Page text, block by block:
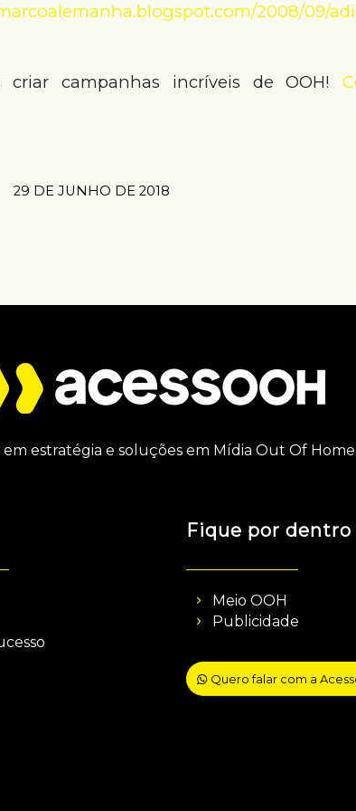
2008/09/
criar campanhas incríveis de OOH!
29 DE JUNHO DE 2018
em estratégia e soluções em Mídia Out Of
Fique por dentro
Meio OOH
Publicidade
Quero falar com a